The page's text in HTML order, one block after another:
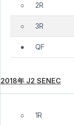
○ 2R
○ 3R
● QF
2018年 J2 SENEC
○ 1R